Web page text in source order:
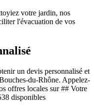
votre jardin, nos
l'évacuation de vos
un devis personnalisé et
du-Rhône. Appelez-
offres locales sur ## Votre
disponibles